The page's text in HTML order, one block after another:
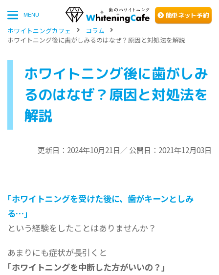
MENU 簡単ネッ ト予約
ホワイトニングカフェ
コラム
ホワイトニング後に歯がしみるのはなぜ？原因と対処法を解説
ホワイトニング後に歯がしみ
るのはなぜ？原因と対処法を
解説
更新日：2024年10月21日／ 公開日：2021年12月03日
｢ホワイトニングを受けた後に、歯がキーンとしみ
る…｣
という経験をしたことはありませんか？
あまりにも症状が長引くと
｢ホワイトニングを中断した方がいいの？｣